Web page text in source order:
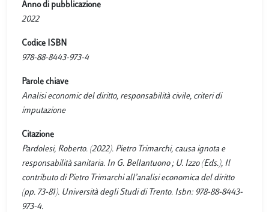
Anno di pubblicazione
2022
Codice ISBN
978-88-8443-973-4
Parole chiave
Analisi economic del diritto, responsabilità civile, criteri di
imputazione
Citazione
Pardolesi, Roberto. (2022). Pietro Trimarchi, causa ignota e
responsabilità sanitaria. In G. Bellantuono ; U. Izzo (Eds.), Il
contributo di Pietro Trimarchi all’analisi economica del diritto
(pp. 73-81). Università degli Studi di Trento. Isbn: 978-88-8443-
973-4.